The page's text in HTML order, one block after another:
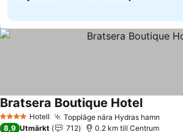
4 StjärnorHotell Toppläge nära Hydras hamn
Bratsera Boutique HotelSe priser
8,9 Utmärkt 712 0.2 km till Centrum